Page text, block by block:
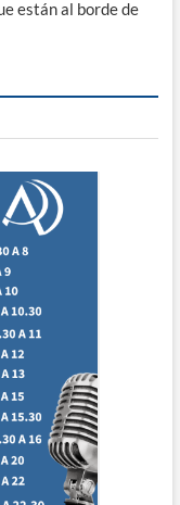
están al borde de